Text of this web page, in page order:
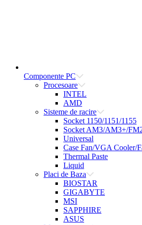
Componente PC
Procesoare
INTEL
AMD
Sisteme de racire
Socket 1150/1151/1155
Socket AM3/AM3+/
Universal
Case Fan/VGA Cooler/
Thermal Paste
Liquid
Placi de Baza
BIOSTAR
GIGABYTE
MSI
SAPPHIRE
ASUS